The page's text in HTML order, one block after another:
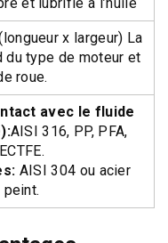
x largeur) La
du type de moteur et
roue.
avec le fluide
AISI 316, PP, PFA,
ECTFE.
AISI 304 ou acier
peint.